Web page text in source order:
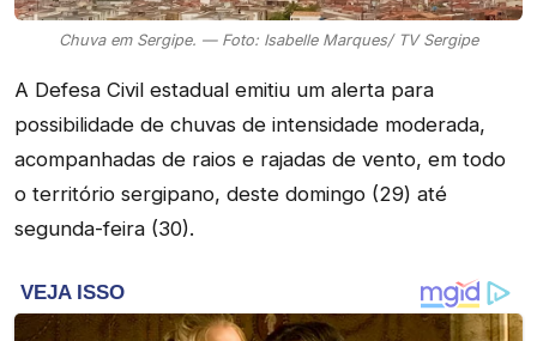
Chuva em Sergipe. — Foto: Isabelle Marques/ TV Sergipe
A Defesa Civil estadual emitiu um alerta para
possibilidade de chuvas de intensidade moderada,
acompanhadas de raios e rajadas de vento, em todo
o território sergipano, deste domingo (29) até
segunda-feira (30).